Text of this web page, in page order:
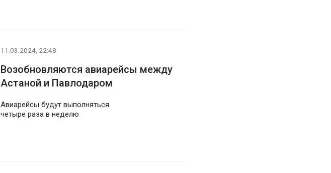
11.03.2024, 22:48
Возобновляются авиарейсы между
Астаной и Павлодаром
Авиарейсы будут выполняться
четыре раза в неделю